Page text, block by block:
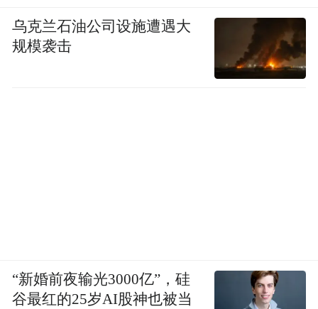
乌克兰石油公司设施遭遇大
规模袭击
“新婚前夜输光3000亿”，硅
谷最红的25岁AI股神也被当